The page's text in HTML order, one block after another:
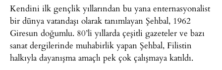
Kendini ilk gençlik yıllarından bu yana enternasyonalist
bir dünya vatandaşı olarak tanımlayan Şehbal, 1962
Giresun doğumlu. 80’li yıllarda çeşitli gazeteler ve bazı
sanat dergilerinde muhabirlik yapan Şehbal, Filistin
halkıyla dayanışma amaçlı pek çok çalışmaya katıldı.